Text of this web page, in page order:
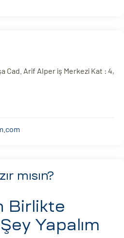
Cad. Arif Alper iş Merkezi Kat : 4,
mısın?
Birlikte
Yapalım